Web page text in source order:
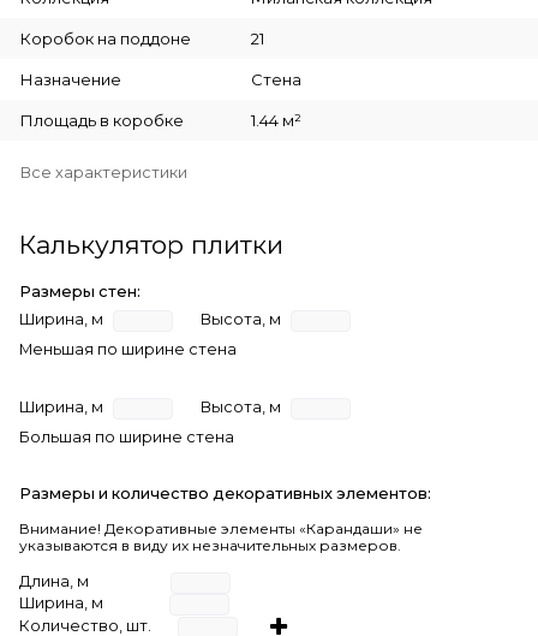
Коробок на поддоне 21
Назначение Стена
Площадь в коробке 1.44 м²
Все характеристики
Калькулятор плитки
Размеры стен:
Ширина, м
Высота, м
Меньшая по ширине стена
Ширина, м
Высота, м
Большая по ширине стена
Размеры и количество декоративных элементов:
Внимание! Декоративные элементы «Карандаши» не
указываются в виду их незначительных размеров.
Длина, м
Ширина, м
Количество, шт.